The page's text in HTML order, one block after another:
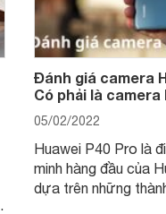
Đánh giá camera
Có phải là
05/02/2022
Huawei P40 Pro là
minh hàng đầu của
dựa trên những